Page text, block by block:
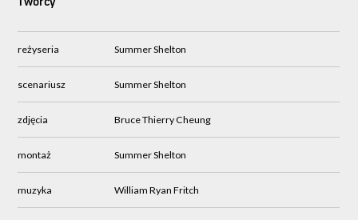
reżyseria Summer Shelton
scenariusz Summer Shelton
zdjęcia Bruce Thierry Cheung
montaż Summer Shelton
muzyka William Ryan Fritch